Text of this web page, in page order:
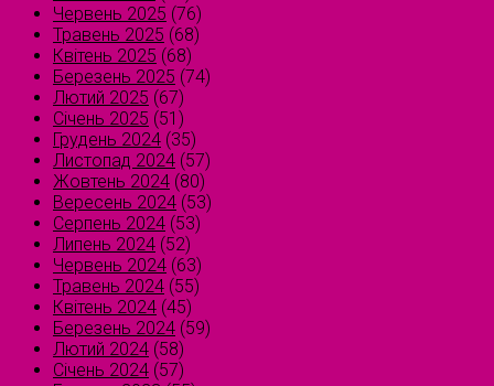
Червень 2025 (76)
Травень 2025 (68)
Квітень 2025 (68)
Березень 2025 (74)
Лютий 2025 (67)
Січень 2025 (51)
Грудень 2024 (35)
Листопад 2024 (57)
Жовтень 2024 (80)
Вересень 2024 (53)
Серпень 2024 (53)
Липень 2024 (52)
Червень 2024 (63)
Травень 2024 (55)
Квітень 2024 (45)
Березень 2024 (59)
Лютий 2024 (58)
Січень 2024 (57)